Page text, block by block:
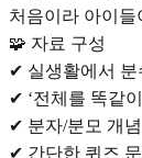
처음이라 아이
🧩 자료 구성
✔ 실생활에서 분
✔ ‘전체를 똑같
✔ 분자/분모 개
✔ 간단한 퀴즈